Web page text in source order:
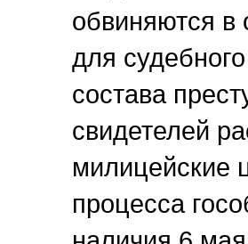
обвиняются в
для
состава
свидетелей
милицейские
процесса